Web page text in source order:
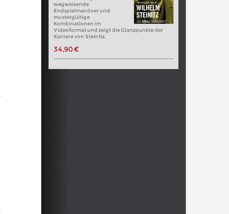
wegweisende
Endspielmanöver und
mustergültige
Kombinationen im
Videoformat und zeigt die Glanzpunkte der
Karriere von Steinitz.
34,90 €